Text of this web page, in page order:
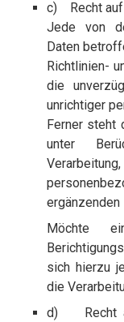
c) Recht auf
Jede von
Daten
Richtlinien-
die
unrichtiger
Ferner steht
unter
ergänzenden
Möchte
sich hierzu
die
d) Recht